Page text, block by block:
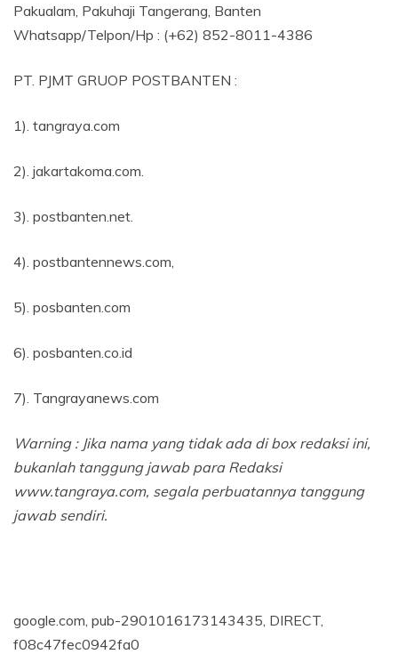
Pakualam, Pakuhaji Tangerang, Banten
Whatsapp/Telpon/Hp : (+62) 852-8011-4386
PT. PJMT GRUOP POSTBANTEN :
1). tangraya.com
2). jakartakoma.com.
3). postbanten.net.
4). postbantennews.com,
5). posbanten.com
6). posbanten.co.id
7). Tangrayanews.com
Warning : Jika nama yang tidak ada di box redaksi ini,
bukanlah tanggung jawab para Redaksi
www.tangraya.com, segala perbuatannya tanggung
jawab sendiri.
google.com, pub-2901016173143435, DIRECT,
f08c47fec0942fa0